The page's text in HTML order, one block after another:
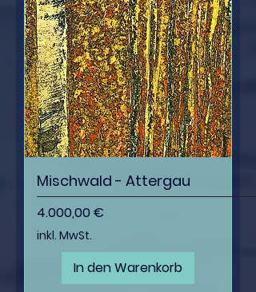
Mischwald - Attergau
Preis
4.000,00 €
inkl. MwSt.
In den Warenkorb